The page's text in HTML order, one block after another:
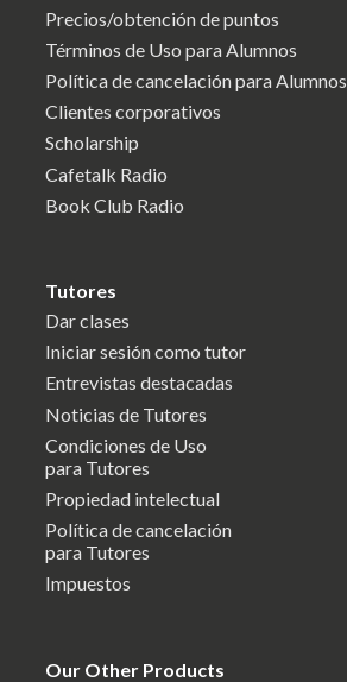
Precios/obtención de puntos
Términos de Uso para Alumnos
Política de cancelación para Alumnos
Clientes corporativos
Scholarship
Cafetalk Radio
Book Club Radio
Tutores
Dar clases
Iniciar sesión como tutor
Entrevistas destacadas
Noticias de Tutores
Condiciones de Uso
para Tutores
Propiedad intelectual
Política de cancelación
para Tutores
Impuestos
Our Other Products